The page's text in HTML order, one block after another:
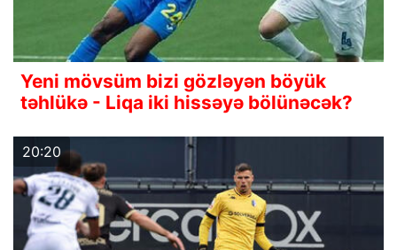
Yeni mövsüm bizi gözləyən böyük
təhlükə - Liqa iki hissəyə bölünəcək?
20:20